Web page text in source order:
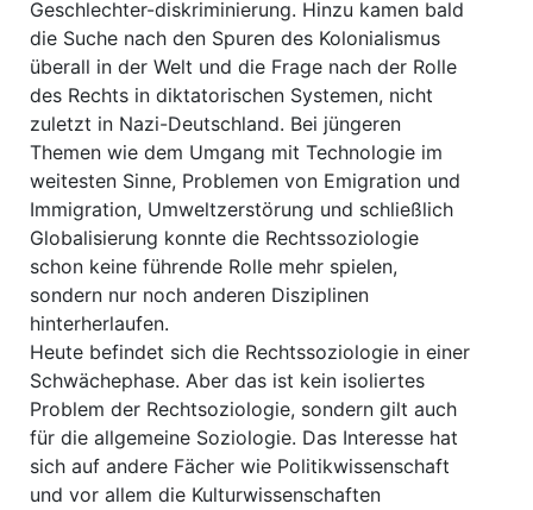
Geschlechter-diskriminierung. Hinzu kamen bald
die Suche nach den Spuren des Kolonialismus
überall in der Welt und die Frage nach der Rolle
des Rechts in diktatorischen Systemen, nicht
zuletzt in Nazi-Deutschland. Bei jüngeren
Themen wie dem Umgang mit Technologie im
weitesten Sinne, Problemen von Emigration und
Immigration, Umweltzerstörung und schließlich
Globalisierung konnte die Rechtssoziologie
schon keine führende Rolle mehr spielen,
sondern nur noch anderen Disziplinen
hinterherlaufen.
Heute befindet sich die Rechtssoziologie in einer
Schwächephase. Aber das ist kein isoliertes
Problem der Rechtsoziologie, sondern gilt auch
für die allgemeine Soziologie. Das Interesse hat
sich auf andere Fächer wie Politikwissenschaft
und vor allem die Kulturwissenschaften